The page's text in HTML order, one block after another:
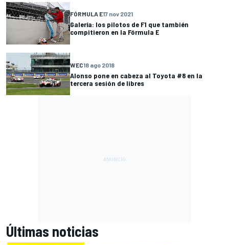
FÓRMULA E17 nov 2021
Galería: los pilotos de F1 que también
compitieron en la Fórmula E
WEC18 ago 2018
Alonso pone en cabeza al Toyota #8 en la
tercera sesión de libres
Últimas noticias